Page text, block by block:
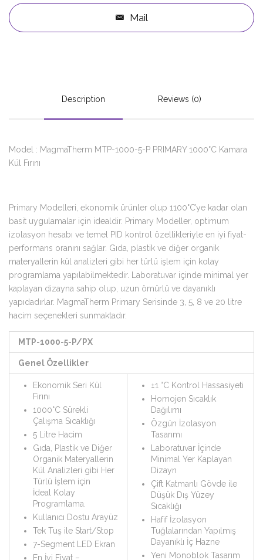
Mail
Description Reviews (0)
Model : MagmaTherm MTP-1000-5-P PRIMARY 1000°C Kamara
Kül Fırını
Primary Modelleri, ekonomik ürünler olup 1100°C’ye kadar olan
basit uygulamalar için idealdir. Primary Modeller, optimum
izolasyon hesabı ve temel PID kontrol özellikleriyle en iyi fiyat-
performans oranını sağlar. Gıda, plastik ve diğer organik
materyallerin kül analizleri gibi her türlü işlem için kolay
programlama yapılabilmektedir. Laboratuvar içinde minimal yer
kaplayan dizayna sahip olup, uzun ömürlü ve dayanıklı
yapıdadırlar. MagmaTherm Primary Serisinde 3, 5, 8 ve 20 litre
hacim seçenekleri sunmaktadır.
MTP-1000-5-P/PX
Genel Özellikler
Ekonomik Seri Kül
Fırını
1000°C Sürekli
Çalışma Sıcaklığı
5 Litre Hacim
Gıda, Plastik ve Diğer
Organik Materyallerin
Kül Analizleri gibi Her
Türlü İşlem için
İdeal Kolay
Programlama.
Kullanıcı Dostu Arayüz
Tek Tuş ile Start/Stop
7-Segment LED Ekran
En İyi Fiyat –
±1 °C Kontrol Hassasiyeti
Homojen Sıcaklık
Dağılımı
Özgün İzolasyon
Tasarımı
Laboratuvar İçinde
Minimal Yer Kaplayan
Dizayn
Çift Katmanlı Gövde ile
Düşük Dış Yüzey
Sıcaklığı
Hafif İzolasyon
Tuğlalarından Yapılmış
Dayanıklı İç Hazne
Yeni Monoblok Tasarım